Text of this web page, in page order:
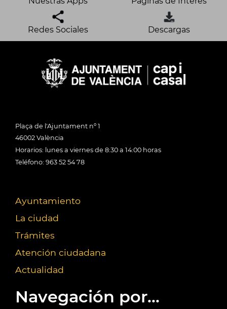
Redes Sociales Descargas
Plaça de l'Ajuntament nº 1
46002 València
Horarios: lunes a viernes de 8:30 a 14:00 horas
Teléfono: 963 52 54 78
Ayuntamiento
La ciudad
Trámites
Atención ciudadana
Actualidad
Navegación por...